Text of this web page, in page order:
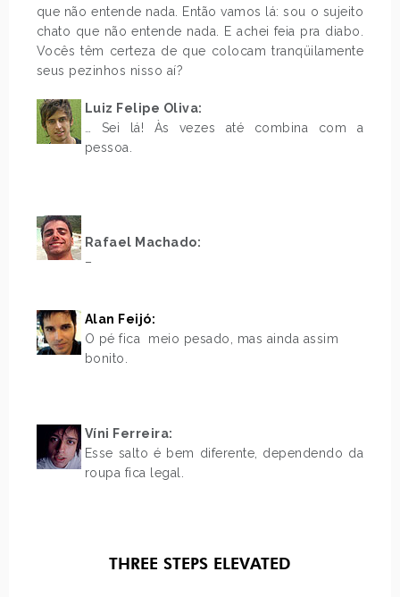
que não entende nada. Então vamos lá: sou o sujeito
chato que não entende nada. E achei feia pra diabo.
Vocês têm certeza de que colocam tranqüilamente
seus pezinhos nisso aí?
Luiz Felipe Oliva:
… Sei lá! Às vezes até combina com a
pessoa.
Rafael Machado:
–
Alan Feijó:
O pé fica meio pesado, mas ainda assim
bonito.
Víni Ferreira:
Esse salto é bem diferente, dependendo da
roupa fica legal.
THREE STEPS ELEVATED